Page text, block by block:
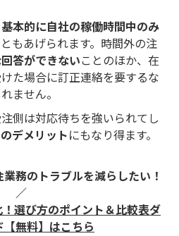
基本的に自社の稼働時間中のみ
もあげられます。時間外の注
答ができないことのほか、在
た場合に訂正連絡を要するな
ません。
側は対応待ちを強いられてし
デメリットにもなり得ます。
務のトラブルを減らしたい！
／
選び方のポイント＆比較表ダ
【無料】はこちら